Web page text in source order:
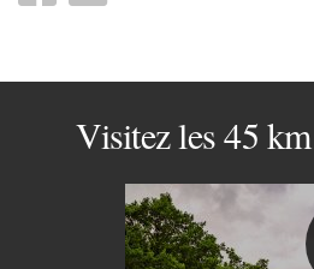
Visitez les 45